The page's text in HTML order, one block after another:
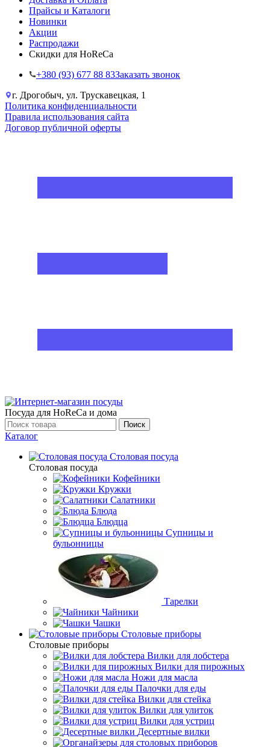
Прайсы и Каталоги
Новинки
Акции
Распродажи
Скидки для HoReCa
+38‎0 (93) 677 88 83Заказать звонок
г. Дрогобыч, ул. Трускавецкая, 1
Политика конфиденциальности
Правила использования сайта
Договор публичной оферты
Посуда для HoReCa и дома
Поиск
Каталог
Столовая посуда
Столовая посуда
Кофейники
Кружки
Салатники
Блюда
Блюдца
Супницы и
бульонницы
Тарелки
Чайники
Чашки
Cтоловые приборы
Cтоловые приборы
Вилки для лобстера
Вилки для пирожных
Ножи для масла
Палочки для еды
Вилки для стейка
Вилки для улиток
Вилки для устриц
Десертные вилки